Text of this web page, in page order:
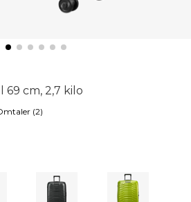
cm, 2,7 kilo
(2)